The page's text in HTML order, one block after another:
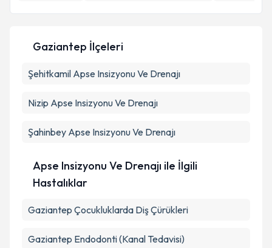
Metni'ni okudum ve kişisel verilerimin belirtilen
Gaziantep İlçeleri
Şehitkamil Apse Insizyonu Ve Drenajı
Nizip Apse Insizyonu Ve Drenajı
Şahinbey Apse Insizyonu Ve Drenajı
Apse Insizyonu Ve Drenajı ile İlgili
Hastalıklar
Gaziantep Çocukluklarda Diş Çürükleri
Gaziantep Endodonti (Kanal Tedavisi)